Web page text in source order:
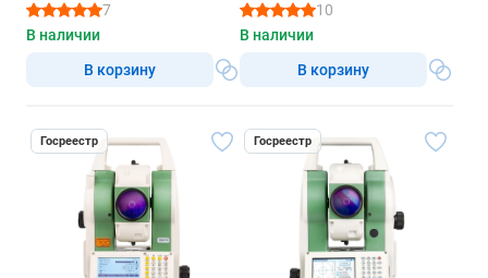
7
В наличии
В корзину
10
В наличии
В корзину
Госреестр Госреестр